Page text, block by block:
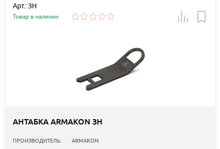
Арт.: ЗН
Товар в наличии
АНТАБКА ARMAKON ЗН
ПРОИЗВОДИТЕЛЬ: ARMAKON